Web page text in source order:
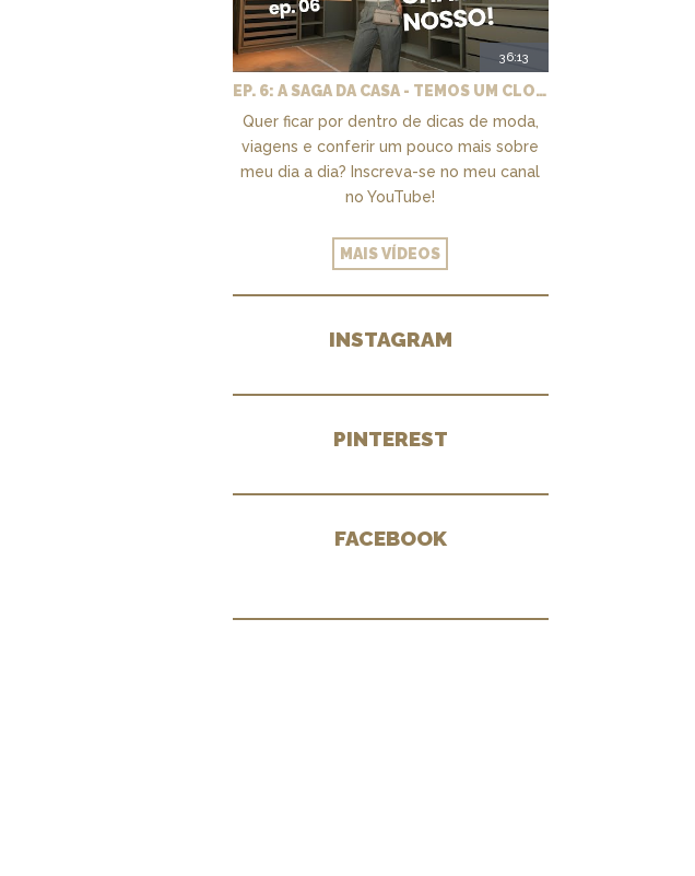
36:13
EP. 6: A SAGA DA CASA - TEMOS UM CLOSET PRA CHAMAR DE NOSSO + MARCENARIA E PAISAGISMO
Quer ficar por dentro de dicas de moda,
viagens e conferir um pouco mais sobre
meu dia a dia? Inscreva-se no meu canal
no YouTube!
MAIS VÍDEOS
INSTAGRAM
PINTEREST
FACEBOOK